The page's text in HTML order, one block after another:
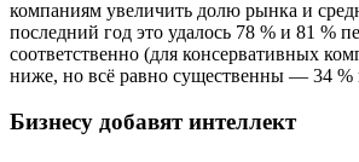
компаниям увеличить долю рынка и
последний год это удалось 78 % и 81 %
соответственно (для консервативных
ниже, но всё равно существенны — 34 %
Бизнесу добавят интеллект